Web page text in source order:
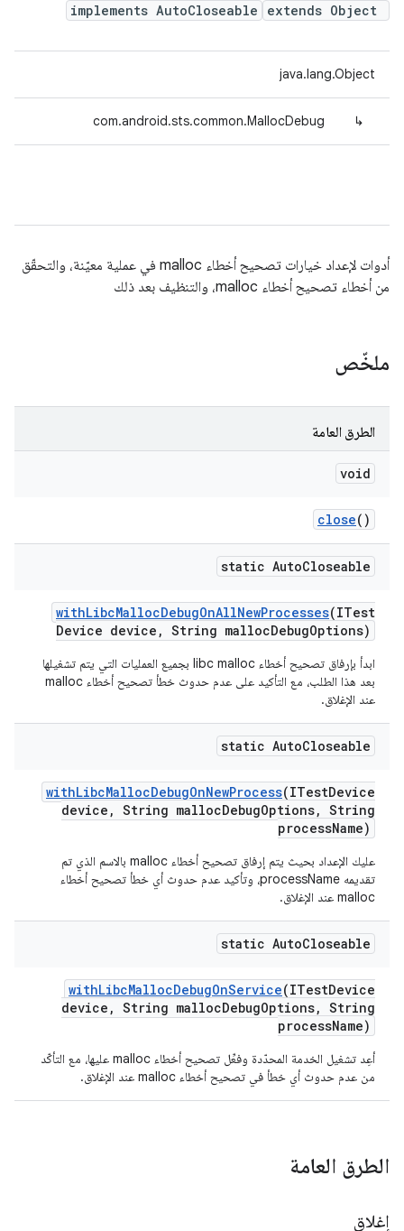
extends Object
implements AutoCloseable
java.lang.Object
↳
com.android.sts.common.MallocDebug
أدوات لإعداد خيارات تصحيح أخطاء malloc في عملية معيّنة، والتحقّق
من أخطاء تصحيح أخطاء malloc، والتنظيف بعد ذلك
ملخّص
الطرق العامة
void
close()
static AutoCloseable
withLibcMallocDebugOnAllNewProcesses(ITest
Device device , String mallocDebugOptions)
ابدأ بإرفاق تصحيح أخطاء libc malloc بجميع العمليات التي يتم تشغيلها
بعد هذا الطلب، مع التأكيد على عدم حدوث خطأ تصحيح أخطاء malloc
عند الإغلاق.
static AutoCloseable
withLibcMallocDebugOnNewProcess(ITestDevice
device , String mallocDebugOptions, String
processName)
عليك الإعداد بحيث يتم إرفاق تصحيح أخطاء malloc بالاسم الذي تم
تقديمه processName، وتأكيد عدم حدوث أي خطأ تصحيح أخطاء
malloc عند الإغلاق.
static AutoCloseable
withLibcMallocDebugOnService(ITestDevice
device , String mallocDebugOptions, String
processName)
أعِد تشغيل الخدمة المحدّدة وفعِّل تصحيح أخطاء malloc عليها، مع التأكّد
من عدم حدوث أي خطأ في تصحيح أخطاء malloc عند الإغلاق.
الطرق العامة
إغلاق